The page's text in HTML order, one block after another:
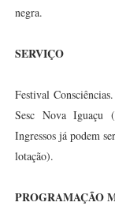
negra.
SERVIÇO
Festival
Sesc Nova Iguaçu
Ingressos já podem
lotação).
PROGRAMAÇÃO